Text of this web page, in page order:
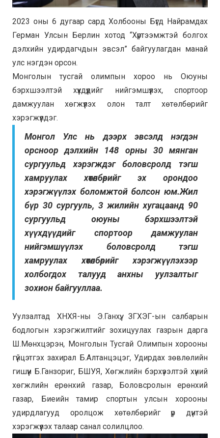
2023 оны 6 дугаар сард Холбооны Бүгд Найрамдах
Герман Улсын Берлин хотод “Хүртээмжтэй болгох
дэлхийн удирдагчдын эвсэл” байгуулагдан манай
улс нэгдэн орсон.
Монголын тусгай олимпын хороо нь Оюуны
бэрхшээлтэй хүүхдүүдийг нийгэмшүүлэх, спортоор
дамжуулан хөгжүүлэх олон талт хөтөлбөрийг
хэрэгжүүлдэг.
Монгол Улс нь дээрх эвсэлд нэгдэн
орсноор дэлхийн 148 орны 30 мянган
сургуульд хэрэгждэг боловсролд тэгш
хамруулах хөтөлбөрийг эх орондоо
хэрэгжүүлэх боломжтой болсон юм.Жил
бүр 30 сургууль, 3 жилийн хугацаанд 90
сургуульд оюуны бэрхшээлтэй
хүүхдүүдийг спортоор дамжуулан
нийгэмшүүлэх боловсролд тэгш
хамруулах хөтөлбөрийг хэрэгжүүлэхээр
холбогдох талууд анхны уулзалтыг
зохион байгууллаа.
Уулзалтад ХНХЯ-ны Э.Ганхүү, ЗГХЭГ-ын салбарын
бодлогын хэрэгжилтийг зохицуулах газрын дарга
Ш.Мөнхцэрэн, Монголын Тусгай Олимпын хорооны
гүйцэтгэх захирал Б.Алтанцэцэг, Удирдах зөвлөлийн
гишүүн Б.Ганзориг, БШУЯ, Хөгжлийн бэрхүээлтэй хүний
хөгжлийн ерөнхий газар, Боловсролын ерөнхий
газар, Биеийн тамир спортын улсын хорооны
удирдлагууд оролцож хөтөлбөрийг үр дүнтэй
хэрэгжүүлэх талаар санал солилцлоо.